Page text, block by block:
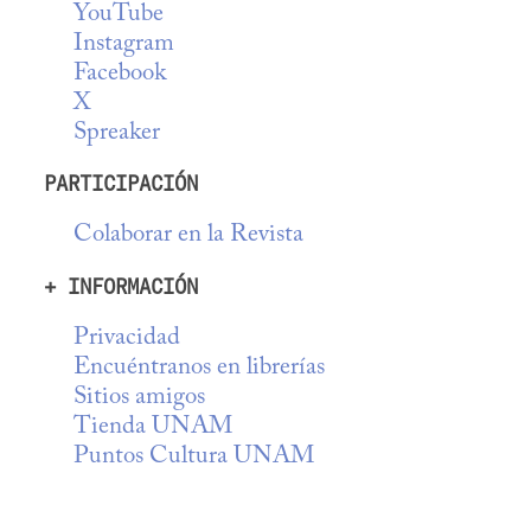
YouTube
Instagram
Facebook
X
Spreaker
PARTICIPACIÓN
Colaborar en la Revista
+ INFORMACIÓN
Privacidad
Encuéntranos en librerías
Sitios amigos
Tienda UNAM
Puntos Cultura UNAM